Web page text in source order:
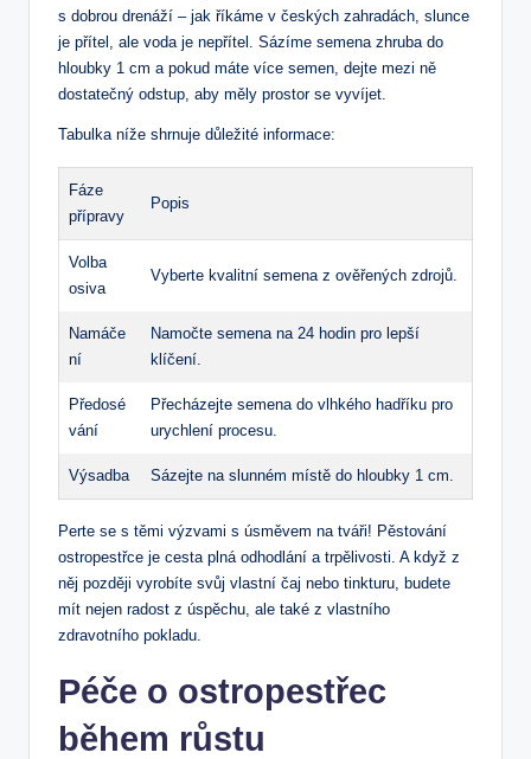
s dobrou drenáží – jak říkáme v českých zahradách, slunce
je přítel, ale voda je nepřítel. Sázíme semena zhruba do
hloubky 1 cm a pokud máte více semen, dejte mezi ně
dostatečný odstup, aby měly prostor se vyvíjet.
Tabulka níže shrnuje důležité informace:
Fáze
přípravy
Popis
Volba
osiva
Vyberte kvalitní semena z ověřených zdrojů.
Namáče
ní
Namočte semena na 24 hodin pro lepší
klíčení.
Předosé
vání
Přecházejte semena do vlhkého hadříku pro
urychlení procesu.
Výsadba Sázejte na slunném místě do hloubky 1 cm.
Perte se s těmi výzvami s úsměvem na tváři! Pěstování
ostropestřce je cesta plná odhodlání a trpělivosti. A když z
něj později vyrobíte svůj vlastní čaj nebo tinkturu, budete
mít nejen radost z úspěchu, ale také z vlastního
zdravotního pokladu.
Péče o ostropestřec
během růstu